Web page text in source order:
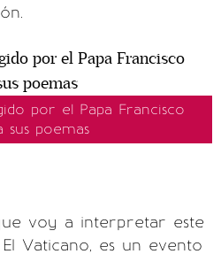
por el Papa Francisco
sus poemas
voy a interpretar este
Vaticano, es un evento